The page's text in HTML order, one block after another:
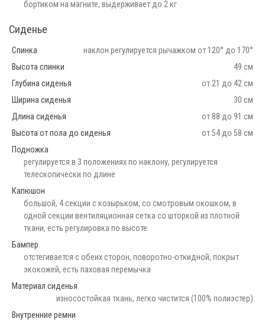
бортиком на магните, выдерживает до 2 кг
Сиденье
Спинка
наклон регулируется рычажком от 120° до 170°
Высота спинки
49 см
Глубина сиденья
от 21 до 42 см
Ширина сиденья
30 см
Длина сиденья
от 88 до 91 см
Высота от пола до сиденья
от 54 до 58 см
Подножка
регулируется в 3 положениях по наклону, регулируется
телескопически по длине
Капюшон
большой, 4 секции с козырьком, со смотровым окошком, в
одной секции вентиляционная сетка со шторкой из плотной
ткани, есть регулировка по высоте
Бампер
отстегивается с обеих сторон, поворотно-откидной, покрыт
экокожей, есть паховая перемычка
Материал сиденья
износостойкая ткань, легко чистится (100% полиэстер)
Внутренние ремни